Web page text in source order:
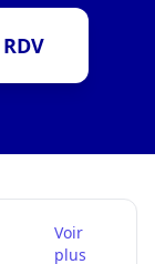
Voir
plus